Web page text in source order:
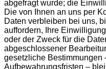
abgefragt wurde; die
Die von Ihnen an uns per
Daten verbleiben bei uns,
auffordern, Ihre
oder der Zweck für die
abgeschlossener
gesetzliche
Aufbewahrungsfristen –